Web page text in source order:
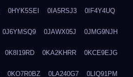
0HYK5SEI 0IA5RSJ3 0IF4Y4UQ
0J6YMSQ9 0JAWX05J 0JMG9NJH
0K8I19RD 0KA2KHRR 0KCE9EJG
0KO7R0BZ 0LA240G7 0LIQ91PM